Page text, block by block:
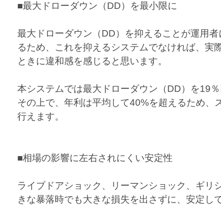
■最大ドローダウン（DD）を最小限に
最大ドローダウン（DD）を抑えることが運用
るため、これを抑えるシステムでなければ、実
ときに違和感を感じると思います。
本システムでは最大ドローダウン（DD）を19
その上で、年利は平均して40%を超えるため、
行えます。
■相場の影響に左右されにくい安定性
ライブドアショック、リーマンショック、ギリ
きな暴落時でも大きな損失を出さずに、安定し